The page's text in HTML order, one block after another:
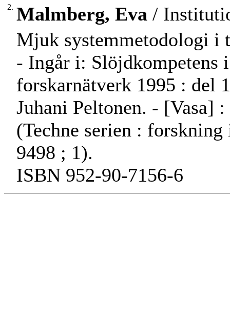
2. Malmberg, Eva /
Mjuk systemmetodologi i
- Ingår i: Slöjdkompetens
forskarnätverk 1995 : del
Juhani Peltonen. - [Vasa]
(Techne serien :
9498 ; 1).
ISBN 952-90-7156-6